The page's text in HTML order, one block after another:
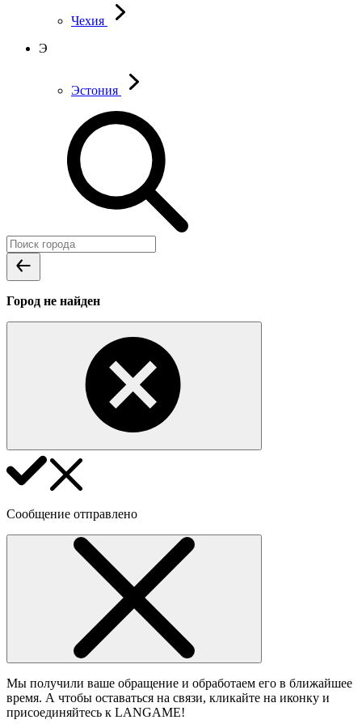
Чехия
Э
Эстония
Город не найден
Сообщение отправлено
Мы получили ваше обращение и обработаем его в ближайшее
время. А чтобы оставаться на связи, кликайте на иконку и
присоединяйтесь к LANGAME!